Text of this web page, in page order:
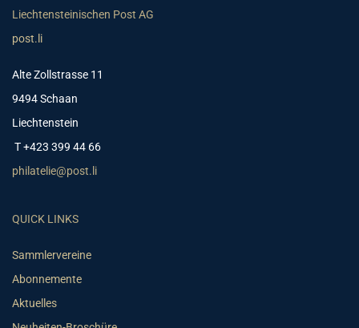
Liechtensteinischen Post AG
post.li
Alte Zollstrasse 11
9494 Schaan
Liechtenstein
T +423 399 44 66
philatelie@post.li
QUICK LINKS
Sammlervereine
Abonnemente
Aktuelles